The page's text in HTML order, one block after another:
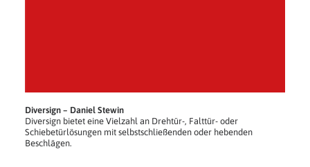
Diversign – Daniel Stewin
Diversign bietet eine Vielzahl an Drehtür-, Falttür- oder
Schiebetürlösungen mit selbstschließenden oder hebenden
Beschlägen.